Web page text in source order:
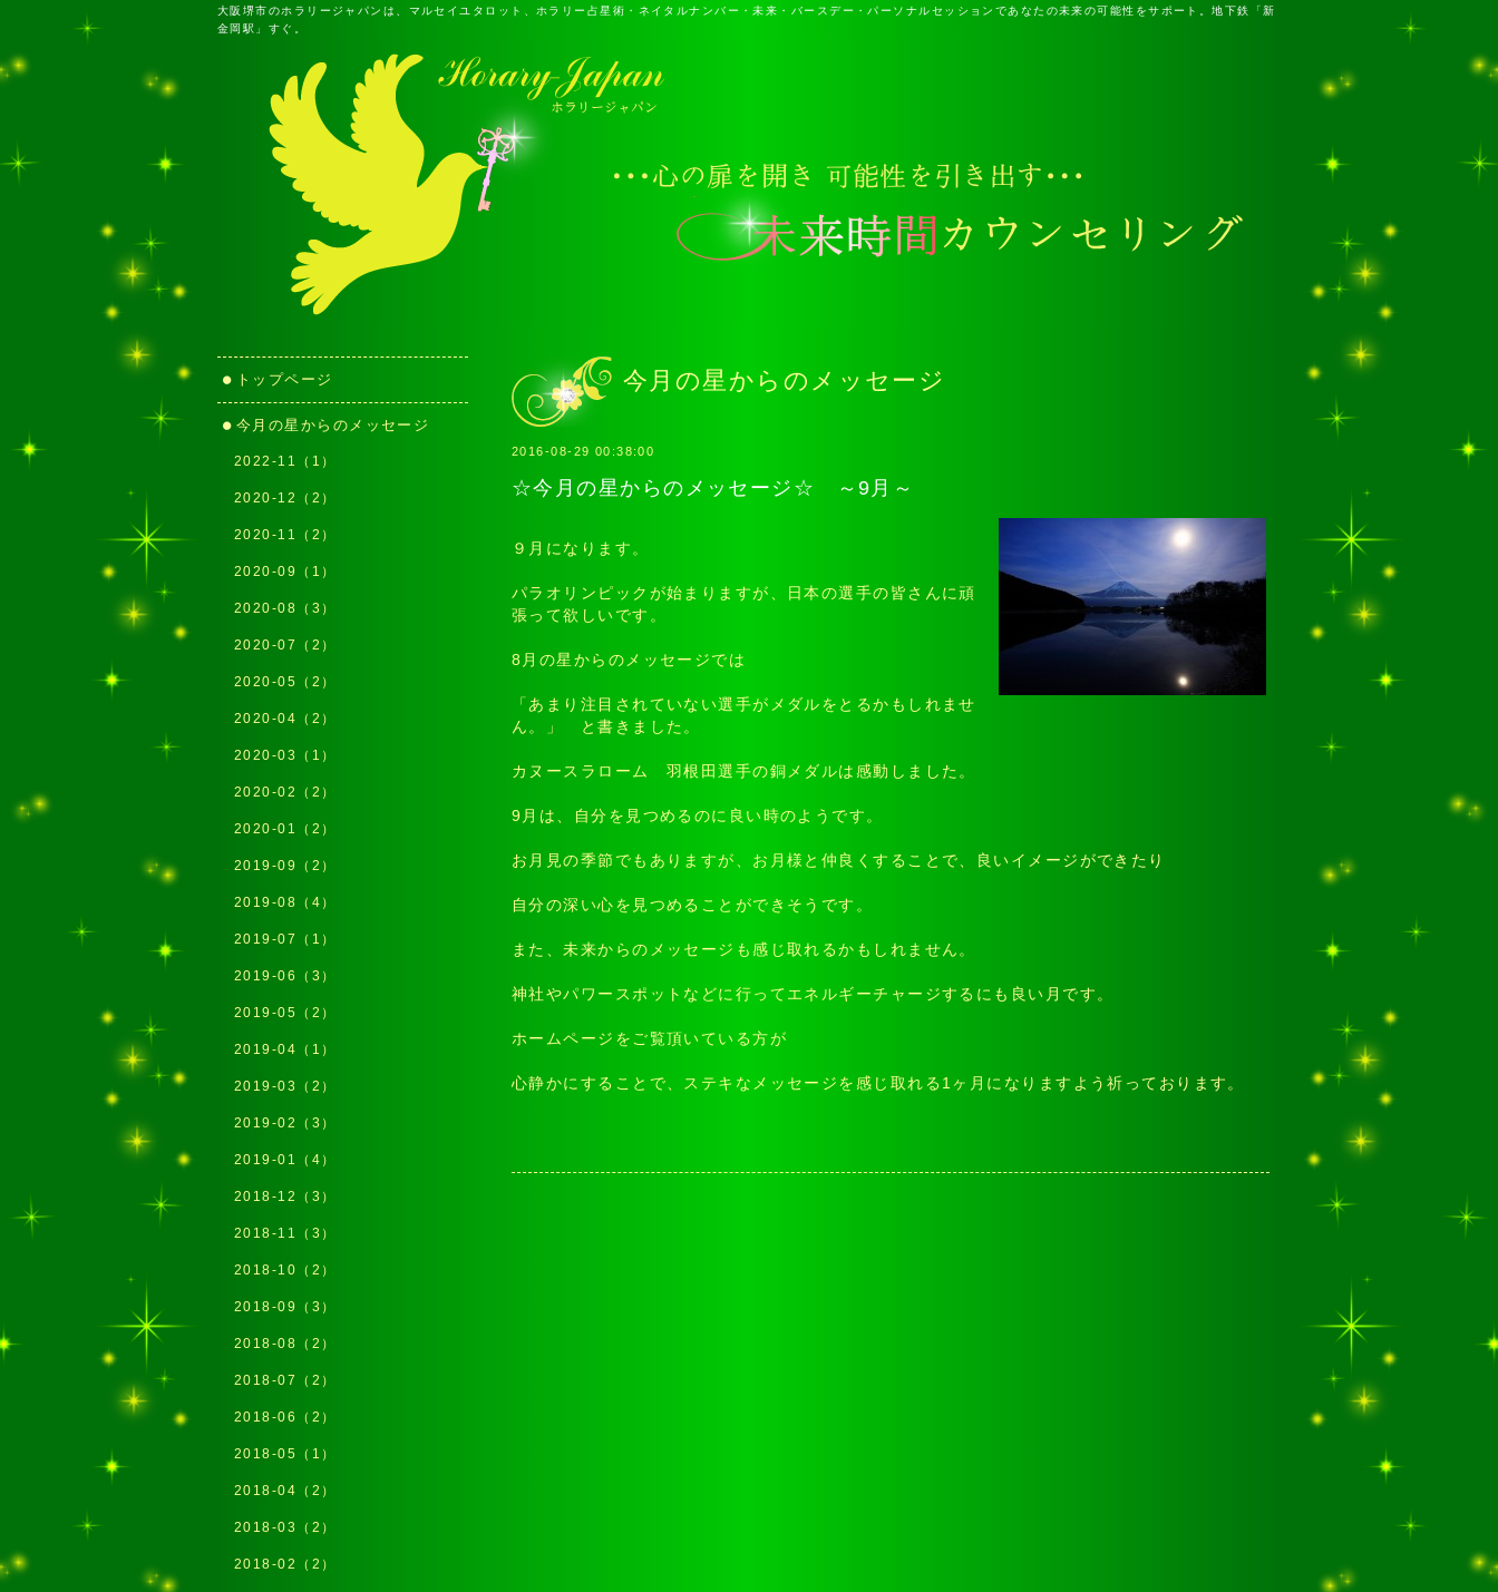
大阪堺市のホラリージャパンは、マルセイユタロット、ホラリー占星術・ネイタルナンバー・未来・バースデー・パーソナルセッションであなたの未来の可能性をサポート。地下鉄「新
金岡駅」すぐ。
今月の星からのメッセージ
2016-08-29 00:38:00
☆今月の星からのメッセージ☆ ～9月～
９月になります。
パラオリンピックが始まりますが、日本の選手の皆さんに頑
張って欲しいです。
8月の星からのメッセージでは
「あまり注目されていない選手がメダルをとるかもしれませ
ん。」 と書きました。
カヌースラローム 羽根田選手の銅メダルは感動しました。
9月は、自分を見つめるのに良い時のようです。
お月見の季節でもありますが、お月様と仲良くすることで、良いイメージができたり
自分の深い心を見つめることができそうです。
また、未来からのメッセージも感じ取れるかもしれません。
神社やパワースポットなどに行ってエネルギーチャージするにも良い月です。
ホームページをご覧頂いている方が
心静かにすることで、ステキなメッセージを感じ取れる1ヶ月になりますよう祈っております。
トップページ
今月の星からのメッセージ
2022-11（1）
2020-12（2）
2020-11（2）
2020-09（1）
2020-08（3）
2020-07（2）
2020-05（2）
2020-04（2）
2020-03（1）
2020-02（2）
2020-01（2）
2019-09（2）
2019-08（4）
2019-07（1）
2019-06（3）
2019-05（2）
2019-04（1）
2019-03（2）
2019-02（3）
2019-01（4）
2018-12（3）
2018-11（3）
2018-10（2）
2018-09（3）
2018-08（2）
2018-07（2）
2018-06（2）
2018-05（1）
2018-04（2）
2018-03（2）
2018-02（2）